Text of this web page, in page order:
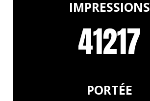
IMPRESSIONS
41217
PORTÉE